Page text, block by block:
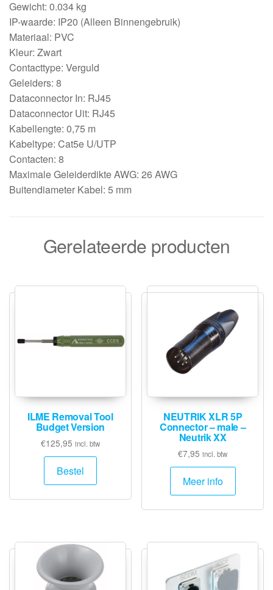
Gewicht: 0.034 kg
IP-waarde: IP20 (Alleen Binnengebruik)
Materiaal: PVC
Kleur: Zwart
Contacttype: Verguld
Geleiders: 8
Dataconnector In: RJ45
Dataconnector Uit: RJ45
Kabellengte: 0,75 m
Kabeltype: Cat5e U/UTP
Contacten: 8
Maximale Geleiderdikte AWG: 26 AWG
Buitendiameter Kabel: 5 mm
Gerelateerde producten
ILME Removal Tool
Budget Version
€125,95 incl. btw
Bestel
NEUTRIK XLR 5P
Connector – male –
Neutrik XX
€7,95 incl. btw
Meer info